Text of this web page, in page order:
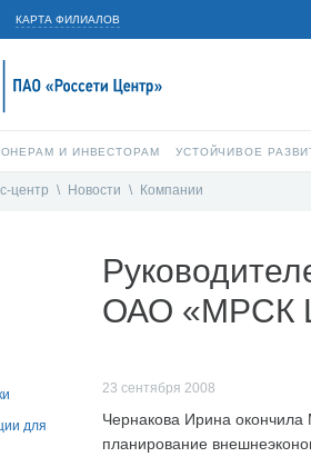
КАРТА ФИЛИАЛОВ
И ИНВЕСТОРАМ УСТОЙЧИВОЕ
центр \ Новости \ Компании
для
ОАО «МРСК
23 сентября 2008
Чернакова Ирина окончила
планирование